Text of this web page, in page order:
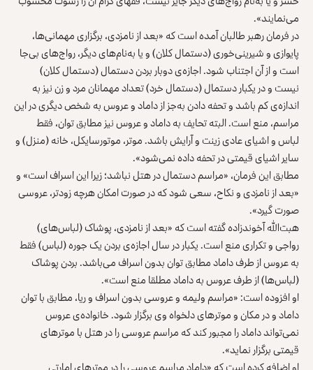
می‌نمایند».
در فرمان رهبر طالبان آمده است که «بعد از نامزدی، برگزاری مهمانی‌ها،
پایوازی و شیرینی‌خوری (دستمال کلان) و یا به‌نام‌های دیگر، رواج‌های بی‌جا
است و از آن اجتناب شود. اجازه‌ی دوبار بردن دستمال (دستمال کلان)
نیست و در یکبار دستمال (دستمال خرد) تعداد مهمانان مرد و زن نیز به
اندازه‌ی کم باشد و تحفه دادن به‌جز از داماد و عروس به شخص دیگری در این
مراسم‌، منع است. البته تحایف به داماد و عروس نیز مطابق توان، فقط
لباس و اشیای عادی زینت و آرایش باشد. موتر، موتورسایکل، خانه (منزل) و
سایر اشیای ‌قیمتی در تحفه داده نمی‌شود».
مطابق این فرمان، «مراسم دستمال در هتل‌ نباشد؛ زیرا این اسراف است» و
«بعد از نامزدی و نکاح، سعی شود که در صورت امکان هرچه زودتر، عروسی
صورت گیرد».
هبت‌الله آخوندزاده گفته است که «بعد از نامزدی، پوشاک (لباس‌های)
رواجی و تکراری منع است‌. یکبار در سال اجازه‌ی بردن یک جوره (لباس) فقط
به عروس از طرف داماد مطابق توان بدون اسراف می‌باشد. بردن پوشاک
(لباس‌ها) از طرف عروس به داماد مطلقا منع است».
او افزوده است: «مراسم ولیمه و عروسی بدون اسراف و ریا، مطابق با توان
داماد و در مکان و موترهای دلخواه وی برگزار شود. خانواده‌ی عروس
نمی‌تواند داماد را مجبور کند که مراسم عروسی را در هتل با موترهای
‌قیمتی برگزار نماید».